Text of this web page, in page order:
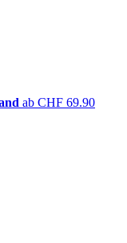
ab CHF 69.90